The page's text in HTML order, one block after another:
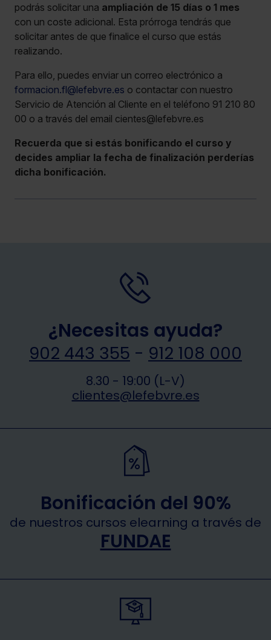
podrás solicitar una ampliación de 15 días o 1 mes
con un coste adicional. Esta prórroga tendrás que
solicitar antes de que finalice el curso que estás
realizando.
Para ello, puedes enviar un correo electrónico a
formacion.fl@lefebvre.es o contactar con nuestro
Servicio de Atención al Cliente en el teléfono 91 210 80
00 o a través del email cientes@lefebvre.es
Recuerda que si estás bonificando el curso y
decides ampliar la fecha de finalización perderías
dicha bonificación.
¿Necesitas ayuda?
902 443 355 - 912 108 000
8.30 - 19:00 (L-V)
clientes@lefebvre.es
Bonificación del 90%
de nuestros cursos elearning a través de
FUNDAE